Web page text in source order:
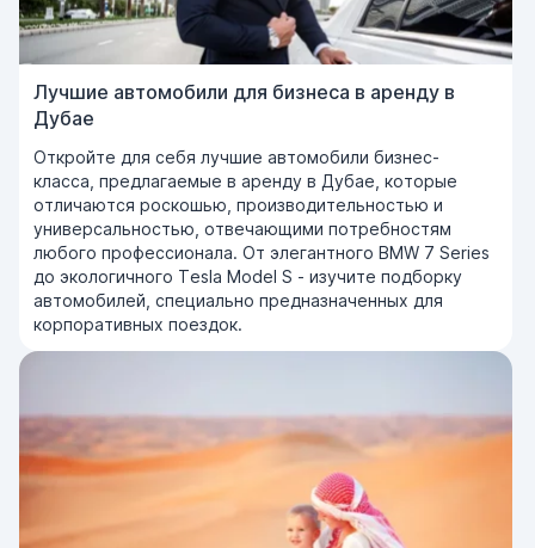
Лучшие автомобили для бизнеса в аренду в
Дубае
Откройте для себя лучшие автомобили бизнес-
класса, предлагаемые в аренду в Дубае, которые
отличаются роскошью, производительностью и
универсальностью, отвечающими потребностям
любого профессионала. От элегантного BMW 7 Series
до экологичного Tesla Model S - изучите подборку
автомобилей, специально предназначенных для
корпоративных поездок.